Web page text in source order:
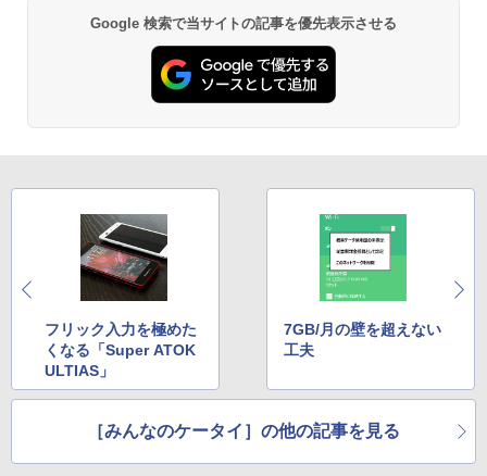
Google 検索で当サイトの記事を優先表示させる
フリック入力を極めた
くなる「Super ATOK
ULTIAS」
7GB/月の壁を超えない
工夫
［みんなのケータイ］の他の記事を見る